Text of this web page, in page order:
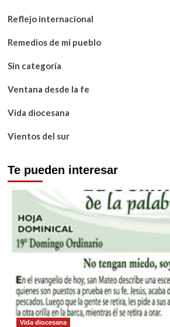
Reflejo internacional
Remedios de mi pueblo
Sin categoría
Ventana desde la fe
Vida diocesana
Vientos del sur
Te pueden interesar
Vida diocesana